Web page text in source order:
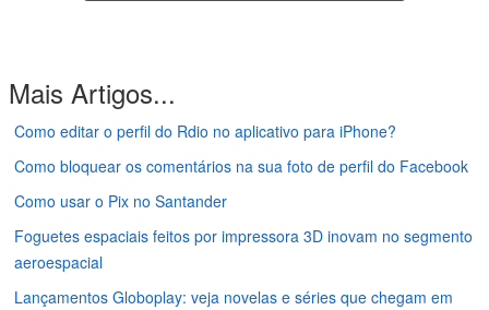
Mais Artigos...
Como editar o perfil do Rdio no aplicativo para iPhone?
Como bloquear os comentários na sua foto de perfil do Facebook
Como usar o Pix no Santander
Foguetes espaciais feitos por impressora 3D inovam no segmento
aeroespacial
Lançamentos Globoplay: veja novelas e séries que chegam em